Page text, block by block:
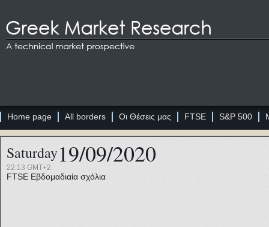
Home page All borders Οι Θέσεις μας FTSE S&P 500
Saturday19/09/2020
22:13 GMT+2
FTSE Εβδομαδιαία σχόλια